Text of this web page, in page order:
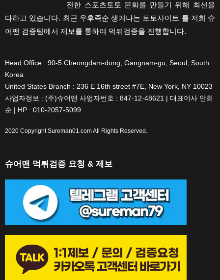
전한 스포츠토토 문화를 만들기 위해 최선을
다하고 있습니다. 최근 우후죽순 생겨나는 토토사이트 를 저희 슈
어맨 검증팀에서 제보를 통하여 먹튀검증을 진행합니다.
Head Office : 90-5 Cheongdam-dong, Gangnam-gu, Seoul, South
Korea
United States Branch : 236 E 16th street #7E, New York, NY 10023
사업자정보 : (주)슈어맨 사업자번호 : 847-12-48621 | 대표이사 안희
순 | HP : 010-2057-5099
2020 CopyrightSureman01.comAll Rights Reserved.
슈어맨 먹튀검증 요청 & 제보